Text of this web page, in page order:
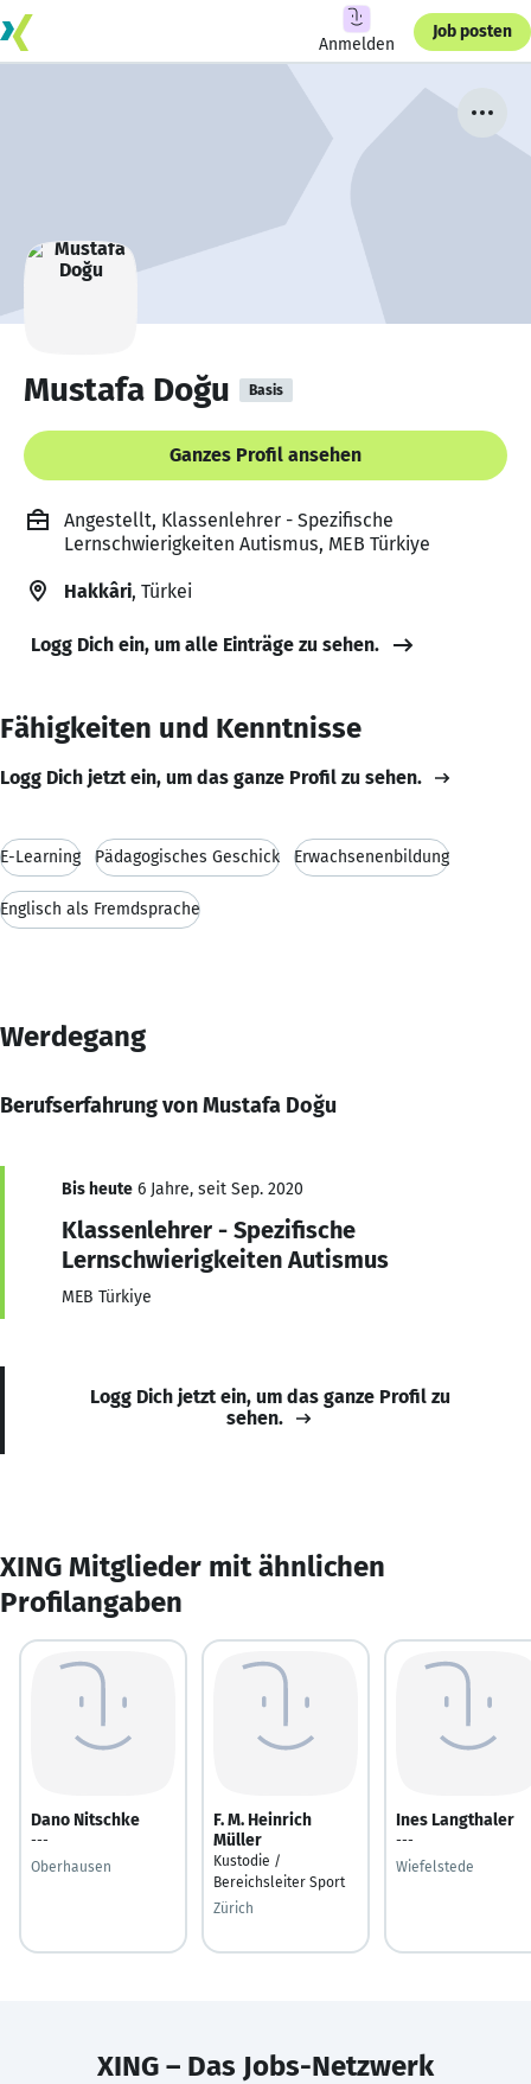
Anmelden
Job posten
Mustafa Doğu Basis
Ganzes Profil ansehen
Angestellt, Klassenlehrer - Spezifische
Lernschwierigkeiten Autismus, MEB Türkiye
Hakkâri, Türkei
Logg Dich ein, um alle Einträge zu sehen.
Fähigkeiten und Kenntnisse
Logg Dich jetzt ein, um das ganze Profil zu sehen.
E-Learning Pädagogisches Geschick Erwachsenenbildung
Englisch als Fremdsprache
Werdegang
Berufserfahrung von Mustafa Doğu
Bis heute 6 Jahre, seit Sep. 2020
Klassenlehrer - Spezifische
Lernschwierigkeiten Autismus
MEB Türkiye
Logg Dich jetzt ein, um das ganze Profil zu
sehen.
XING Mitglieder mit ähnlichen
Profilangaben
Dano Nitschke
---
Oberhausen
F. M. Heinrich
Müller
Kustodie /
Bereichsleiter Sport
Zürich
Ines Langthaler
---
Wiefelstede
XING – Das Jobs-Netzwerk